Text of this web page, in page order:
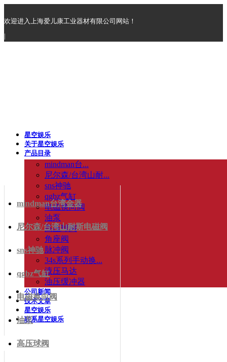
欢迎进入上海爱儿康工业器材有限公司网站！
|
星空娱乐
关于星空娱乐
产品目录
mindman台...
尼尔森/台湾山耐...
sns神驰
qgbz气缸
电磁换向阀
油泵
高压球阀
角座阀
脉冲阀
34s系列手动换...
液压马达
油压缓冲器
公司新闻
技术文章
星空娱乐
联系星空娱乐
mindman台湾金器
尼尔森/台湾山耐斯电磁阀
sns神驰
qgbz气缸
电磁换向阀
油泵
高压球阀